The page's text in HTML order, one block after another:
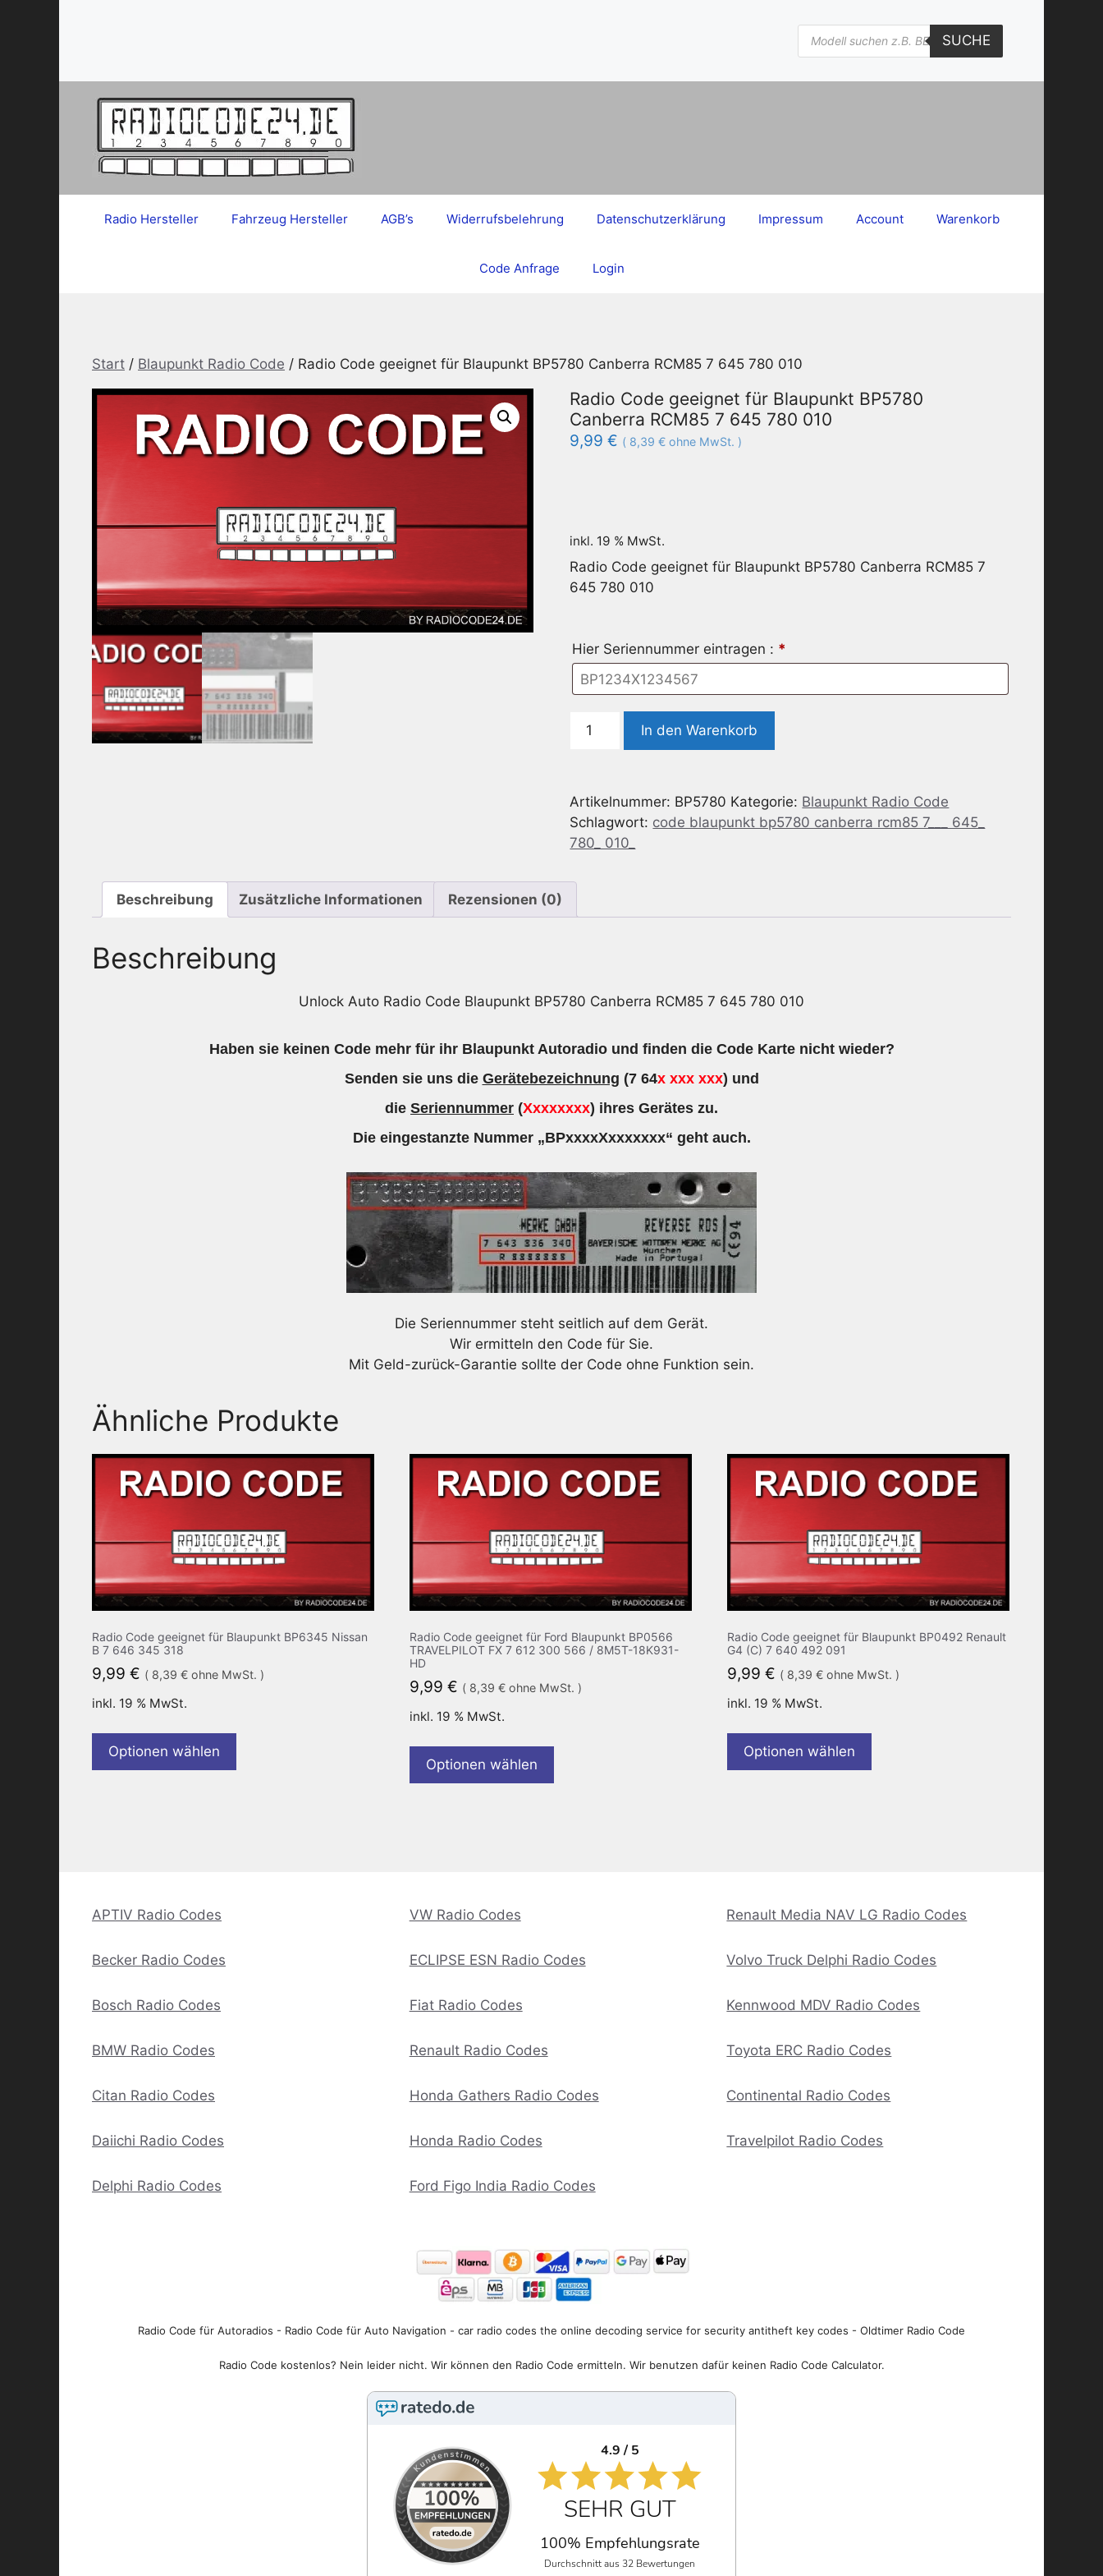
Products
search
SUCHE
Radio Hersteller Fahrzeug Hersteller AGB’s Widerrufsbelehrung Datenschutzerklärung Impressum Account Warenkorb
Code Anfrage Login
Start / Blaupunkt Radio Code / Radio Code geeignet für Blaupunkt BP5780 Canberra RCM85 7 645 780 010
Radio Code geeignet für Blaupunkt BP5780
Canberra RCM85 7 645 780 010
9,99€ ( 8,39€ ohne MwSt. )
inkl. 19 % MwSt.
Radio Code geeignet für Blaupunkt BP5780 Canberra RCM85 7
645 780 010
Hier Seriennummer eintragen : *
Radio
Blaupunkt BP5780
Canberra RCM85 7
645
010
In den Warenkorb
Artikelnummer: BP5780 Kategorie: Blaupunkt Radio Code
Schlagwort: code blaupunkt bp5780 canberra rcm85 7___ 645_
780_ 010_
Beschreibung Zusätzliche Informationen Rezensionen (0)
Beschreibung
Unlock Auto Radio Code Blaupunkt BP5780 Canberra RCM85 7 645 780 010
Haben sie keinen Code mehr für ihr Blaupunkt Autoradio und finden die Code Karte nicht wieder?
Senden sie uns die Gerätebezeichnung (7 64x xxx xxx) und
die Seriennummer (Xxxxxxxx) ihres Gerätes zu.
Die eingestanzte Nummer „BPxxxxXxxxxxxx“ geht auch.
Die Seriennummer steht seitlich auf dem Gerät.
Wir ermitteln den Code für Sie.
Mit Geld-zurück-Garantie sollte der Code ohne Funktion sein.
Ähnliche Produkte
Radio Code geeignet für Blaupunkt BP6345 Nissan
B 7 646 345 318
9,99 € ( 8,39 € ohne MwSt. )
inkl. 19 % MwSt.
Optionen wählen
Radio Code geeignet für Ford Blaupunkt BP0566
TRAVELPILOT FX 7 612 300 566 / 8M5T-18K931-
HD
9,99 € ( 8,39 €ohne MwSt. )
inkl. 19 % MwSt.
Optionen wählen
Radio Code geeignet für Blaupunkt BP0492 Renault
G4 (C) 7 640 492 091
9,99 € ( 8,39 €ohne MwSt. )
inkl. 19 % MwSt.
Optionen wählen
APTIV Radio Codes
Becker Radio Codes
Bosch Radio Codes
BMW Radio Codes
Citan Radio Codes
Daiichi Radio Codes
Delphi Radio Codes
VW Radio Codes
ECLIPSE ESN Radio Codes
Fiat Radio Codes
Renault Radio Codes
Honda Gathers Radio Codes
Honda Radio Codes
Ford Figo India Radio Codes
Renault Media NAV LG Radio Codes
Volvo Truck Delphi Radio Codes
Kennwood MDV Radio Codes
Toyota ERC Radio Codes
Continental Radio Codes
Travelpilot Radio Codes
Radio Code für Autoradios - Radio Code für Auto Navigation - car radio codes the online decoding service for security antitheft key codes - Oldtimer Radio Code
Radio Code kostenlos? Nein leider nicht. Wir können den Radio Code ermitteln. Wir benutzen dafür keinen Radio Code Calculator.
4.9 / 5
SEHR GUT
100% Empfehlungsrate
Durchschnitt aus 32 Bewertungen